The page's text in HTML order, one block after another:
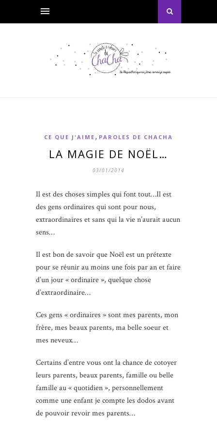
CE QUE J'AIME , PAROLES DE CHACHA
LA MAGIE DE NOËL…
03/01/2014
Il est des choses simples qui font tout…Il est
des gens ordinaires qui sont pour nous,
extraordinaires et sans qui la vie n’aurait aucun
sens…
Il est bon de savoir que Noël est un prétexte
pour se réunir au moins une fois par an et faire
d’un jour « ordinaire », quelque chose
d’extraordinaire…
Ces gens « ordinaires » sont mes parents, mon
frère, mes beaux parents, ma belle soeur et
mes neveux…
Certains d’entre vous ont la chance de cotoyer
leurs parents, beaux parents, famille ou belle
famille au « quotidien », personnellement
comme une enfant je compte les dodos avant
de pouvoir revoir mes parents…